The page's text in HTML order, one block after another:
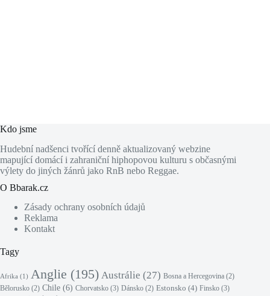
Kdo jsme
Hudební nadšenci tvořící denně aktualizovaný webzine
mapující domácí i zahraniční hiphopovou kulturu s občasnými
výlety do jiných žánrů jako RnB nebo Reggae.
O Bbarak.cz
Zásady ochrany osobních údajů
Reklama
Kontakt
Tagy
Afrika (1) Anglie (195) Austrálie (27) Bosna a Hercegovina (2)
Bělorusko (2) Chile (6) Chorvatsko (3) Dánsko (2) Estonsko (4) Finsko (3)